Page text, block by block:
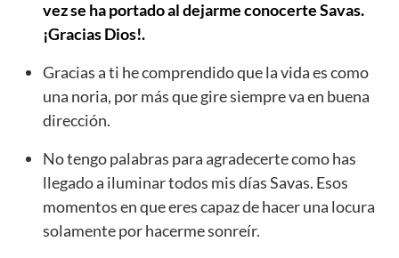
vez se ha portado al dejarme conocerte Savas.
¡Gracias Dios!.
Gracias a ti he comprendido que la vida es como
una noria, por más que gire siempre va en buena
dirección.
No tengo palabras para agradecerte como has
llegado a iluminar todos mis días Savas. Esos
momentos en que eres capaz de hacer una locura
solamente por hacerme sonreír.